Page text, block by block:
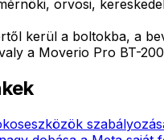
orvosi,
kerül a boltokba, a
a Moverio Pro BT-